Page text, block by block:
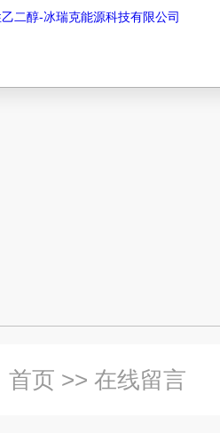
首页 >> 在线留言